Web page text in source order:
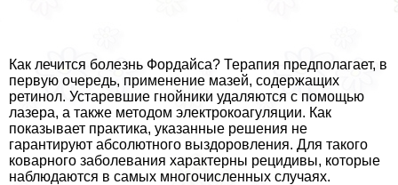
Как лечится болезнь Фордайса? Терапия предполагает, в
первую очередь, применение мазей, содержащих
ретинол. Устаревшие гнойники удаляются с помощью
лазера, а также методом электрокоагуляции. Как
показывает пpaктика, указанные решения не
гарантируют абсолютного выздоровления. Для такого
коварного заболевания хаpaктерны рецидивы, которые
наблюдаются в самых многочисленных случаях.